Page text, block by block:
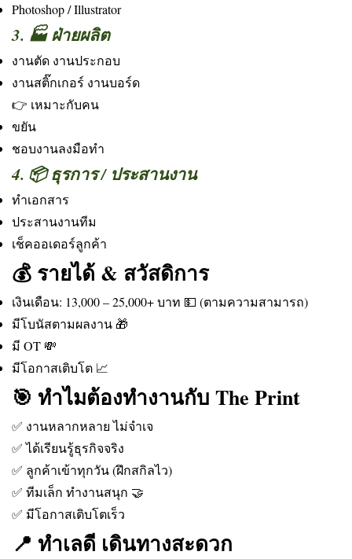
Photoshop / Illustrator
3. 🏭 ฝ่ายผลิต
งานตัด งานประกอบ
งานสติ๊กเกอร์ งานบอร์ด
👉 เหมาะกับคน
ขยัน
ชอบงานลงมือทำ
4. 📦 ธุรการ / ประสานงาน
ทำเอกสาร
ประสานงานทีม
เช็คออเดอร์ลูกค้า
💰 รายได้ & สวัสดิการ
เงินเดือน: 13,000 – 25,000+ บาท 💵 (ตามความสามารถ)
มีโบนัสตามผลงาน 🎁
มี OT 💸
มีโอกาสเติบโต 📈
🎯 ทำไมต้องทำงานกับ The Print
✅ งานหลากหลาย ไม่จำเจ
✅ ได้เรียนรู้ธุรกิจจริง
✅ ลูกค้าเข้าทุกวัน (ฝึกสกิลไว)
✅ ทีมเล็ก ทำงานสนุก 🤝
✅ มีโอกาสเติบโตเร็ว
📍 ทำเลดี เดินทางสะดวก